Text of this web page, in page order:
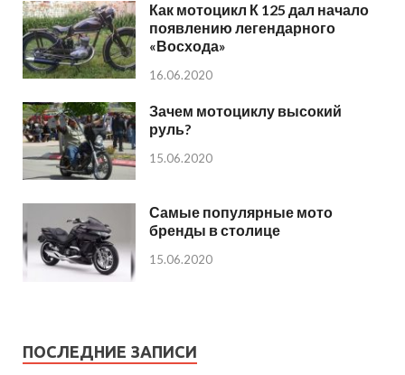
Как мотоцикл К 125 дал начало
появлению легендарного
«Восхода»
16.06.2020
Зачем мотоциклу высокий
руль?
15.06.2020
Самые популярные мото
бренды в столице
15.06.2020
ПОСЛЕДНИЕ ЗАПИСИ